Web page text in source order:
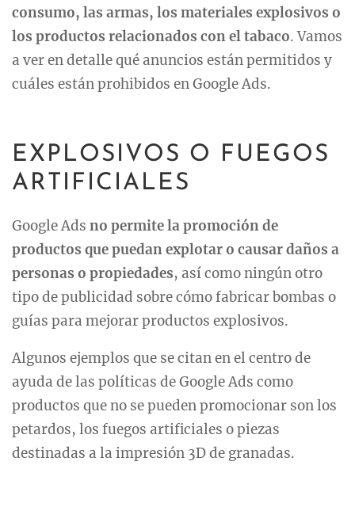
consumo, las armas, los materiales explosivos o
los productos relacionados con el tabaco. Vamos
a ver en detalle qué anuncios están permitidos y
cuáles están prohibidos en Google Ads.
EXPLOSIVOS O FUEGOS
ARTIFICIALES
Google Ads no permite la promoción de
productos que puedan explotar o causar daños a
personas o propiedades, así como ningún otro
tipo de publicidad sobre cómo fabricar bombas o
guías para mejorar productos explosivos.
Algunos ejemplos que se citan en el centro de
ayuda de las políticas de Google Ads como
productos que no se pueden promocionar son los
petardos, los fuegos artificiales o piezas
destinadas a la impresión 3D de granadas.